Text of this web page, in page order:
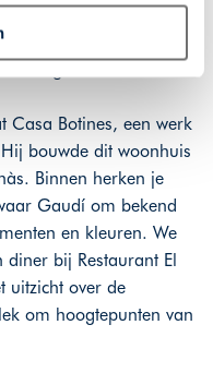
gegevens kunnen
“Weigeren”
en zal er geen
en ziekenhuis voor
van de belangrijkste
Casa Botines, een werk
bouwde dit woonhuis
Binnen herken je
Gaudí om bekend
en kleuren. We
bij Restaurant El
uitzicht over de
om hoogtepunten van